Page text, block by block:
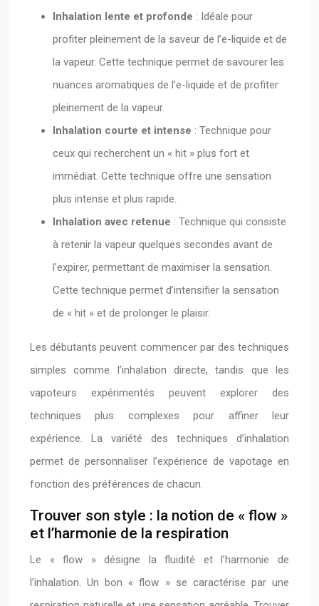
Inhalation lente et profonde : Idéale pour
profiter pleinement de la saveur de l’e-liquide et de
la vapeur. Cette technique permet de savourer les
nuances aromatiques de l’e-liquide et de profiter
pleinement de la vapeur.
Inhalation courte et intense : Technique pour
ceux qui recherchent un « hit » plus fort et
immédiat. Cette technique offre une sensation
plus intense et plus rapide.
Inhalation avec retenue : Technique qui consiste
à retenir la vapeur quelques secondes avant de
l’expirer, permettant de maximiser la sensation.
Cette technique permet d’intensifier la sensation
de « hit » et de prolonger le plaisir.
Les débutants peuvent commencer par des techniques
simples comme l’inhalation directe, tandis que les
vapoteurs expérimentés peuvent explorer des
techniques plus complexes pour affiner leur
expérience. La variété des techniques d’inhalation
permet de personnaliser l’expérience de vapotage en
fonction des préférences de chacun.
Trouver son style : la notion de « flow »
et l’harmonie de la respiration
Le « flow » désigne la fluidité et l’harmonie de
l’inhalation. Un bon « flow » se caractérise par une